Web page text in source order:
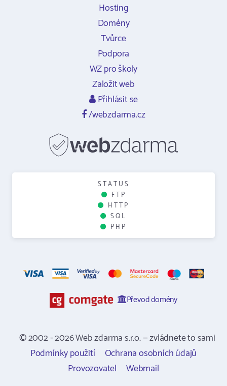
Hosting
Domény
Tvůrce
Podpora
WZ pro školy
Založit web
Přihlásit se
/webzdarma.cz
STATUS
FTP
HTTP
SQL
PHP
Převod domény
© 2002 - 2026 Web zdarma s.r.o. — zvládnete to sami
Podmínky použití
Ochrana osobních údajů
Provozovatel
Webmail